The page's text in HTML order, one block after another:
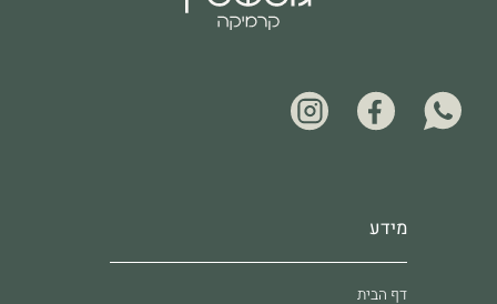
מידע
דף הבית